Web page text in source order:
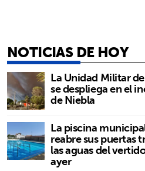
NOTICIAS DE HOY
La Unidad Militar
se despliega en el
de Niebla
La piscina
reabre sus puertas
las aguas del
ayer